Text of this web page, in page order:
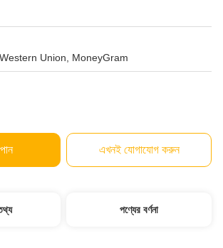
Union, MoneyGram
এখনই যোগাযোগ করুন
পণ্যের বর্ণনা